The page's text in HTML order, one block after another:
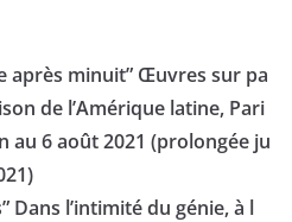
après minuit” Œuvres sur pa
de l’Amérique latine, Pari
au 6 août 2021 (prolongée ju
Dans l’intimité du génie, à l